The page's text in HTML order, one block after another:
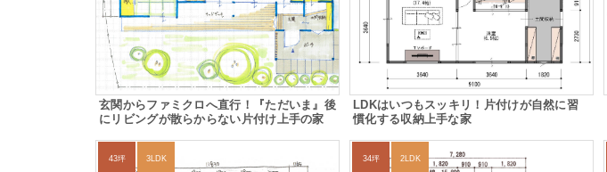
玄関からファミクロへ直行！『ただいま』後
にリビングが散らからない片付け上手の家
LDKはいつもスッキリ！片付けが自然に習
慣化する収納上手な家
43坪 3LDK 34坪 2LDK